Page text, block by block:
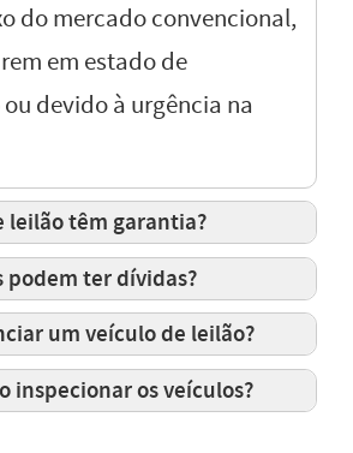
do mercado convencional,
em estado de
devido à urgência na
leilão têm garantia?
podem ter dívidas?
um veículo de leilão?
inspecionar os veículos?